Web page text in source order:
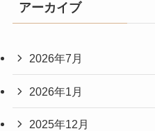
アーカイブ
2026年7月
2026年1月
2025年12月